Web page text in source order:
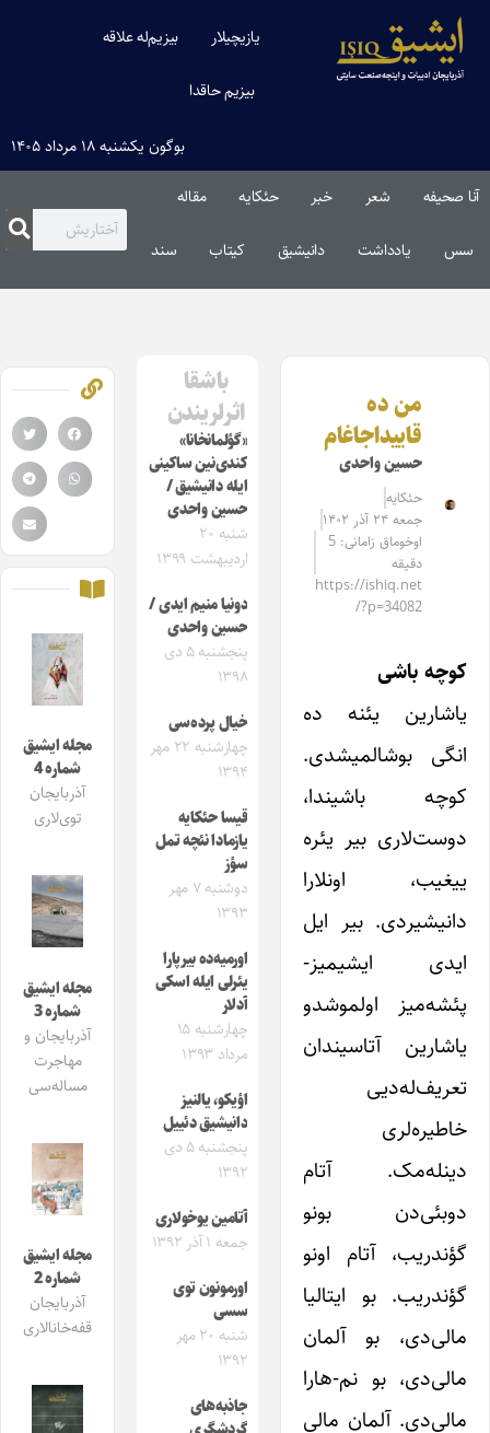
یازیچیلار بیزیم‌له علاقه
بیزیم حاقدا
بوگون یکشنبه ۱۸ مرداد ۱۴۰۵
آنا صحیفه شعر خبر حئکایه مقاله‌
سس یادداشت دانیشیق کیتاب سند
من ده
قاییداجاغام
حسین واحدی
حئکایه
جمعه ۲۴ آذر ۱۴۰۲
اوخوماق زامانی: 5
دقیقه
https://ishiq.net
/?p=34082
کوچه ‌باشی
یاشار‌ین یئنه ده
انگی بوشالمیشدی.
کوچه باشیندا،
دوست‌لاری بیر یئره
ییغیب، اونلارا
دانیشیردی. بیر ایل
ایدی ایشیمیز-
پئشه‌میز اولموشدو
یاشارین آتاسیندان
تعریف‌له‌دیی
خاطیره‌لری
دینله‌مک. آتام
دوبئی‌دن بونو
گؤندریب، آتام اونو
گؤندریب. بو ایتالیا
مالی‌دی، بو آلمان
مالی‌دی، بو نم-هارا
مالی‌دی. آلمان مالی
باشقا
اثرلریندن
«گؤلمانخانا»
کندی‌نین ساکینی
ایله دانیشیق /
حسین واحدی
شنبه ۲۰
اردیبهشت ۱۳۹۹
دونیا منیم ایدی /
حسین واحدى
پنجشنبه ۵ دی
۱۳۹۸
خیال پرده‌سی
چهارشنبه ۲۲ مهر
۱۳۹۴
قیسا حئکایه
یازمادا نئچه تمل
سؤز
دوشنبه ۷ مهر
۱۳۹۳
اورمیه‌ده بیرپارا
یئرلی ایله اسکی
آدلار
چهارشنبه ۱۵
مرداد ۱۳۹۳
اؤیکو، یالنیز
دانیشیق دئییل
پنجشنبه ۵ دی
۱۳۹۲
آتامین یوخولاری
جمعه ۱ آذر ۱۳۹۲
اورمونون توی
سسی
شنبه ۲۰ مهر
۱۳۹۲
جاذبه‌های
مجله ایشیق
شماره 4
آذربایجان
توی‌لاری
مجله ایشیق
شماره 3
آذربایجان و
مهاجرت
مساله‌سی
مجله ایشیق
شماره 2
آذربایجان
قفه‌خانالاری